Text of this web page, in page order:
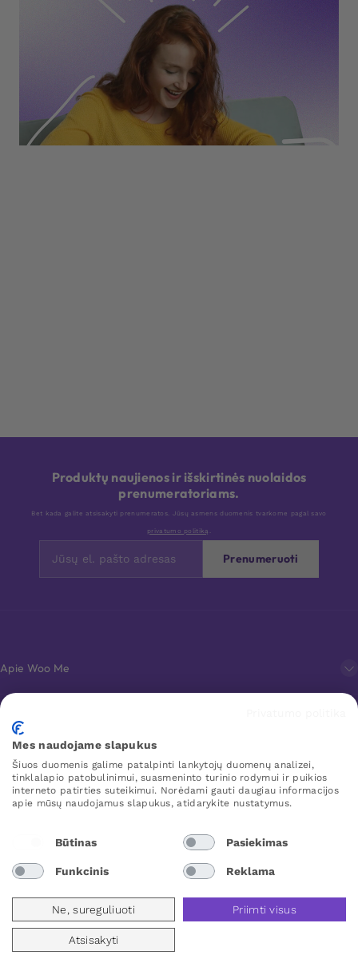
Produktų naujienos ir išskirtinės nuolaidos
prenumeratoriams.
Bet kada galite atsisakyti prenumeratos. Jūsų asmens duomenis tvarkome pagal savo
privatumo politiką .
Prenumeruoti
Apie Woo Me
Klientų aptarnavimas
Mėgstamiausi
WOO ME
Mes naudojame slapukus
Šiuos duomenis galime patalpinti lankytojų duomenų analizei,
tinklalapio patobulinimui, suasmeninto turinio rodymui ir puikios
interneto patirties suteikimui. Norėdami gauti daugiau informacijos
apie mūsų naudojamus slapukus, atidarykite nustatymus.
Būtinas Pasiekimas
Funkcinis Reklama
Ne, sureguliuoti Priimti visus
Atsisakyti